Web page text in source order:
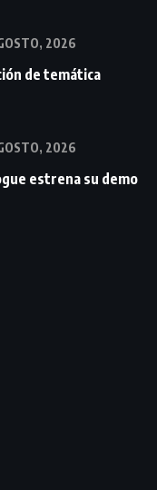
2026
de temática
2026
estrena su demo